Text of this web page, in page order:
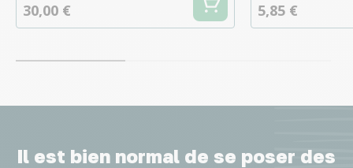
30,00 € 5,85 €
Il est bien normal de se poser des